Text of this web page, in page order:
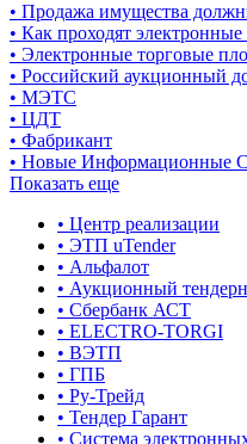
• Продажа имущества
• Как проходят электронные
• Электронные торговые
• Российский аукционный
• МЭТС
• ЦДТ
• Фабрикант
• Новые Информационные
Показать еще
• Центр реализации
• ЭТП uTender
• Альфалот
• Аукционный
• Сбербанк АСТ
• ELECTRO-TORGI
• ВЭТП
• ГПБ
• Ру-Трейд
• Тендер Гарант
• Система